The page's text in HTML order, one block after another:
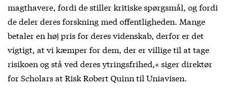
magthavere, fordi de stiller kritiske spørgsmål, og fordi
de deler deres forskning med offentligheden. Mange
betaler en høj pris for deres videnskab, derfor er det
vigtigt, at vi kæmper for dem, der er villige til at tage
risikoen og stå ved deres ytringsfrihed,« siger direktør
for Scholars at Risk Robert Quinn til Uniavisen.